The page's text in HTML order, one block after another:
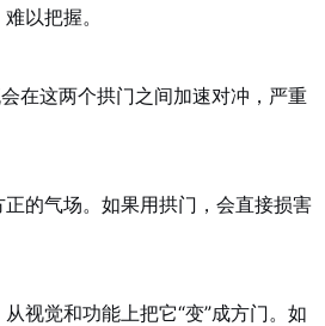
以把握。
在这两个拱门之间加速对冲，严重
的气场。如果用拱门，会直接损害
视觉和功能上把它“变”成方门。如